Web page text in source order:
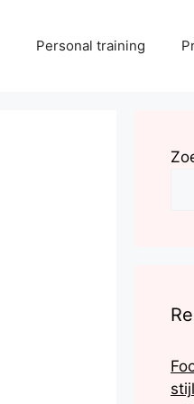
Personal training